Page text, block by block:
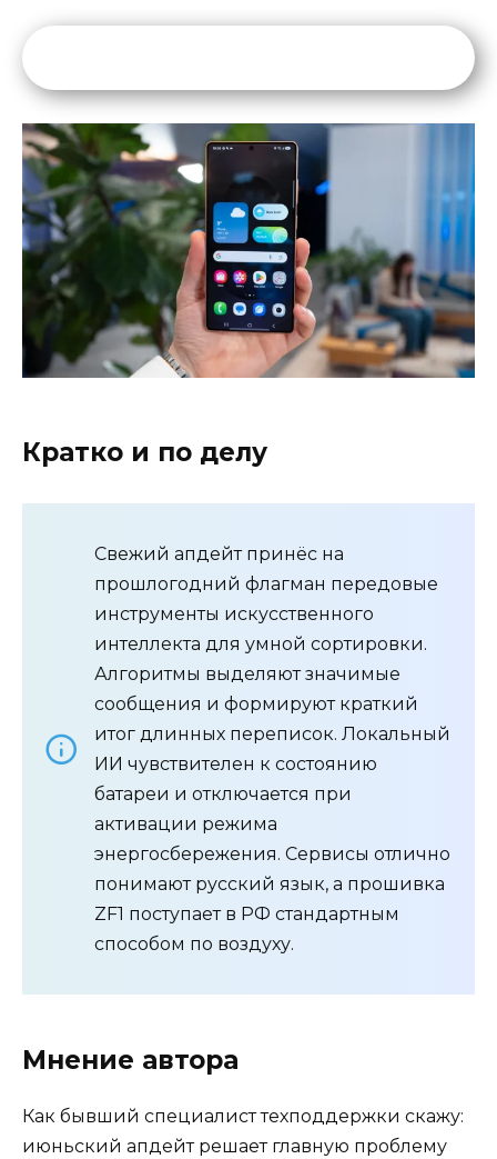
Кратко и по делу
Свежий апдейт принёс на
прошлогодний флагман передовые
инструменты искусственного
интеллекта для умной сортировки.
Алгоритмы выделяют значимые
сообщения и формируют краткий
итог длинных переписок. Локальный
ИИ чувствителен к состоянию
батареи и отключается при
активации режима
энергосбережения. Сервисы отлично
понимают русский язык, а прошивка
ZF1 поступает в РФ стандартным
способом по воздуху.
Мнение автора
Как бывший специалист техподдержки скажу:
июньский апдейт решает главную проблему